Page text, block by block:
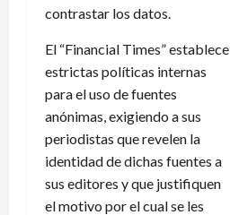
contrastar los datos.
El “Financial Times” establece
estrictas políticas internas
para el uso de fuentes
anónimas, exigiendo a sus
periodistas que revelen la
identidad de dichas fuentes a
sus editores y que justifiquen
el motivo por el cual se les